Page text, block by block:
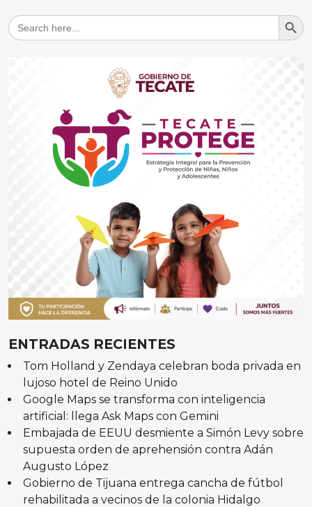
Search
for:
Search
ENTRADAS RECIENTES
Tom Holland y Zendaya celebran boda privada en
lujoso hotel de Reino Unido
Google Maps se transforma con inteligencia
artificial: llega Ask Maps con Gemini
Embajada de EEUU desmiente a Simón Levy sobre
supuesta orden de aprehensión contra Adán
Augusto López
Gobierno de Tijuana entrega cancha de fútbol
rehabilitada a vecinos de la colonia Hidalgo